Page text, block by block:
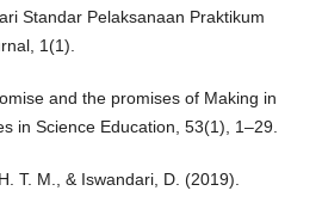
Standar Pelaksanaan Praktikum
1(1).
and the promises of Making in
in Science Education, 53(1), 1–29.
T. M., & Iswandari, D. (2019).